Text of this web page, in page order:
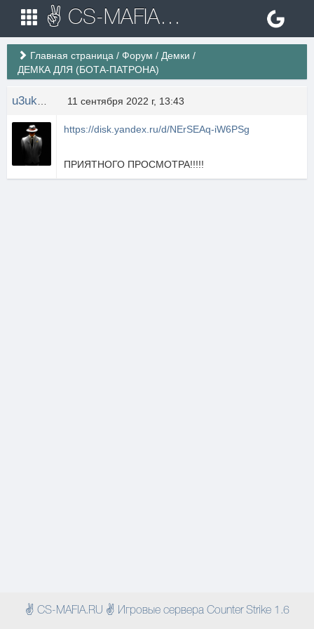
✌ CS-MAFIA.RU ✌ Игровые сервера Counter Strike 1.6
Главная страница / Форум / Демки /
ДЕМКА ДЛЯ (БОТА-ПАТРОНА)
11 сентября 2022 г, 13:43
https://disk.yandex.ru/d/NErSEAq-iW6PSg
ПРИЯТНОГО ПРОСМОТРА!!!!!
✌ CS-MAFIA.RU ✌ Игровые сервера Counter Strike 1.6